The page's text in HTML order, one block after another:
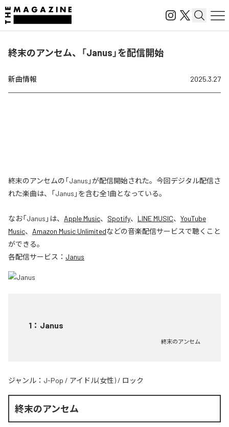
終末のアンセム、「Janus」を配信開始
新曲情報 2025.3.27
終末のアンセムの「Janus」が配信開始された。今回デジタル配信さ
れた楽曲は、「Janus」を含む全1曲となっている。
なお「Janus 」は、 Apple Music、 Spotify、 LINE MUSIC、 YouTube
Music、 Amazon Music Unlimitedなどの音楽配信サービスで聴くこと
ができる。
各配信サービス： Janus
1 ： Janus
終末のアンセム
ジャンル： J-Pop / アイドル(女性) / ロック
終末のアンセム